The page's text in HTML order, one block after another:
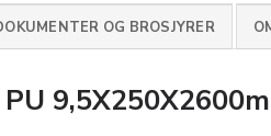
OG BROSJYRER